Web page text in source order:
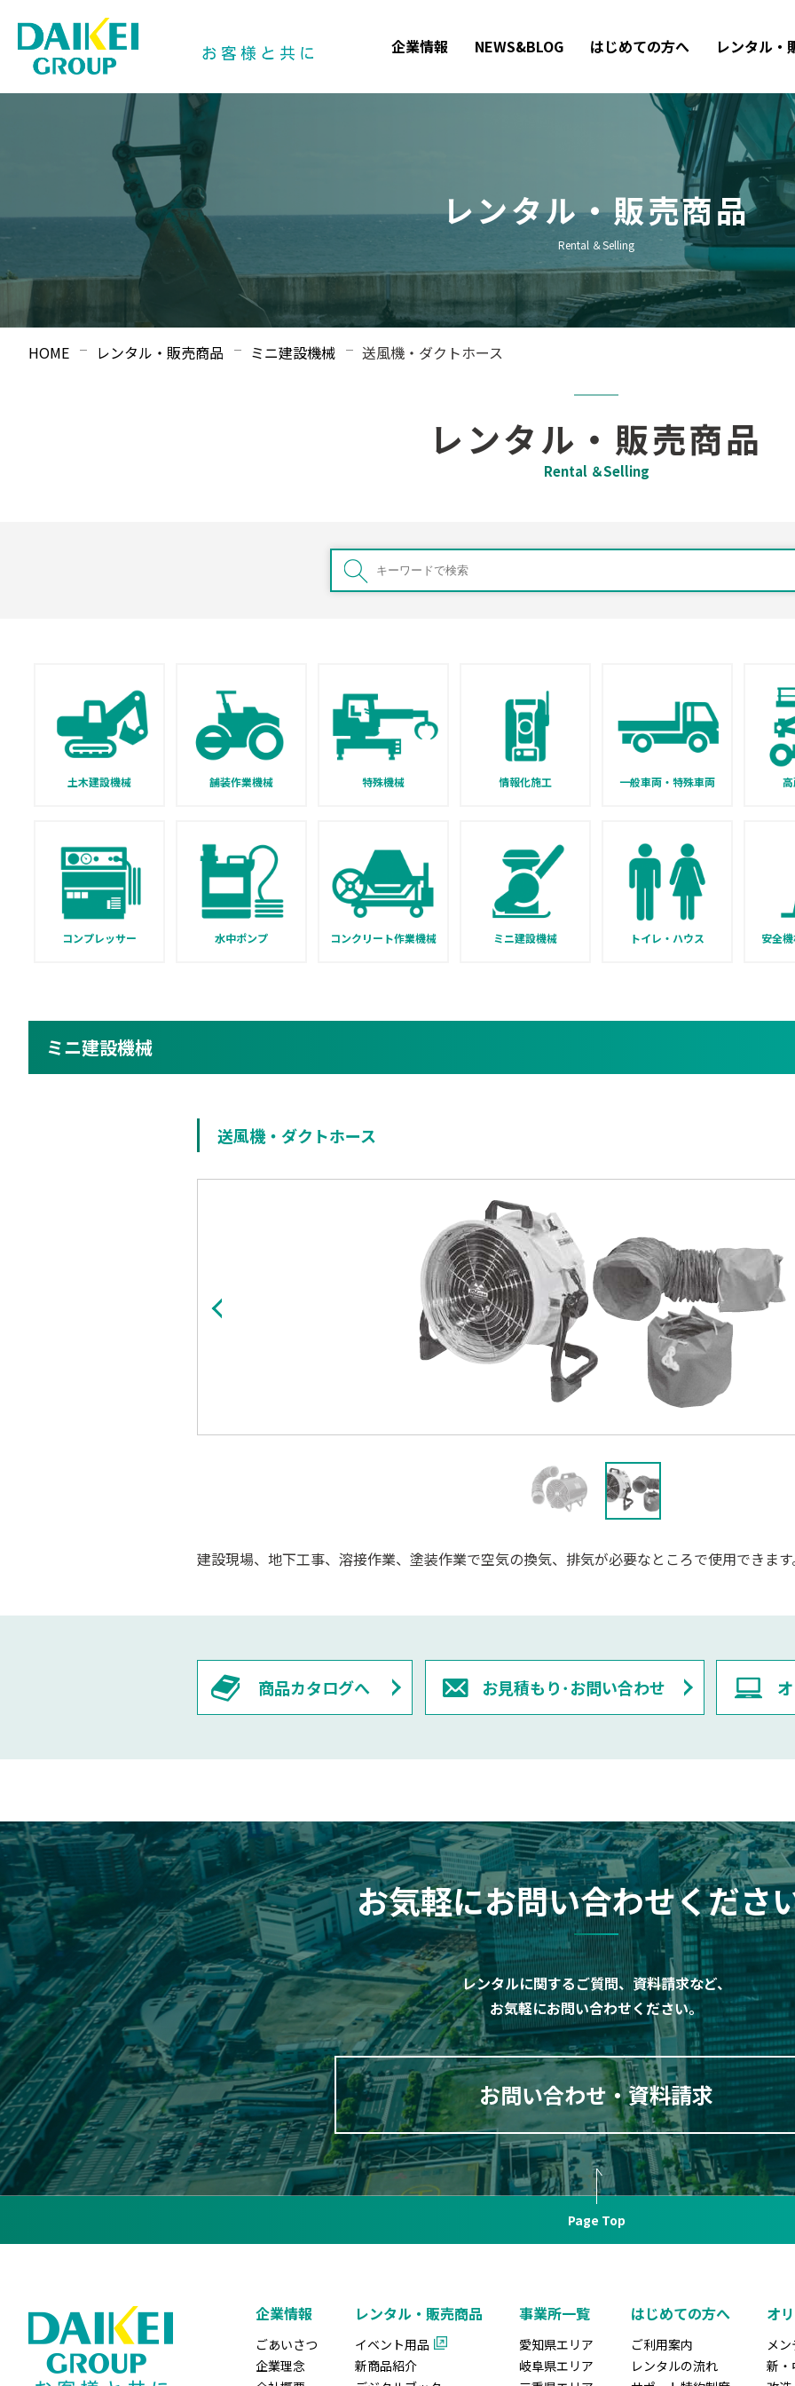
企業情報 NEWS&BLOG はじめての方へ レンタル・
レンタル・販売商品
Rental ＆Selling
HOME レンタル・販売商品 ミニ建設機械 送風機・ダクトホース
レンタル・販売商品
Rental ＆Selling
土木建設機械 舗装作業機械 特殊機械 情報化施工 一般車両・特殊車両
コンプレッサー 水中ポンプ コンクリート作業機械 ミニ建設機械 トイレ・ハウス 安全
ミニ建設機械
送風機・ダクトホース
建設現場、地下工事、溶接作業、塗装作業で空気の換気、排気が必要なところで使用できま
商品カタログへ お見積もり･お問い合わせ
お気軽にお問い合わせくださ
レンタルに関するご質問、資料請求など、
お気軽にお問い合わせください。
お問い合わせ・資料請求
Page Top
企業情報
ごあいさつ
企業理念
レンタル・販売商品
イベント用品
新商品紹介
事業所一覧
愛知県エリア
岐阜県エリア
はじめての方へ
ご利用案内
レンタルの流れ
オ
メ
新